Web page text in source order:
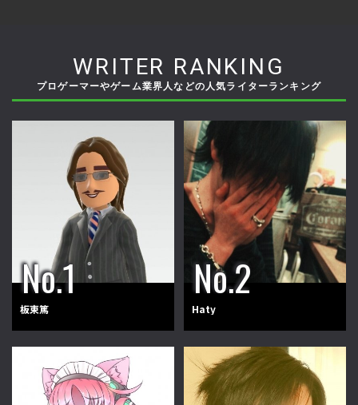
WRITER RANKING
プロゲーマーやゲーム業界人などの人気ライターランキング
板東篤 Haty